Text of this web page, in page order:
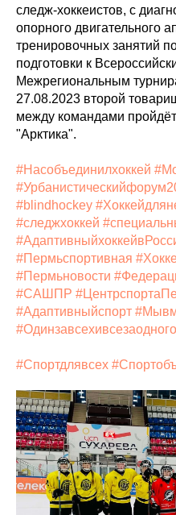
следж-хоккеистов, с
опорного двигательного
тренировочных занятий
подготовки к
Межрегиональным
27.08.2023 второй
между командами
"Арктика".
#Насобъединилхоккей
#blindhockey
#следжхоккей
#Пермьспортивная
#Пермьновости
#САШПР
#Адаптивныйспорт
#Одинзавсехивсезаодного
#Спортдлявсех